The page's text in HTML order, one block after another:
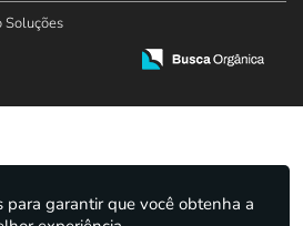
Soluções
para garantir que você obtenha a